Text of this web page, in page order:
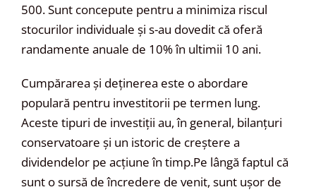
500. Sunt concepute pentru a minimiza riscul
stocurilor individuale și s-au dovedit că oferă
randamente anuale de 10% în ultimii 10 ani.
Cumpărarea și deținerea este o abordare
populară pentru investitorii pe termen lung.
Aceste tipuri de investiții au, în general, bilanțuri
conservatoare și un istoric de creștere a
dividendelor pe acțiune în timp.Pe lângă faptul că
sunt o sursă de încredere de venit, sunt ușor de